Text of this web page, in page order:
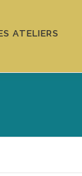
ATELIERS